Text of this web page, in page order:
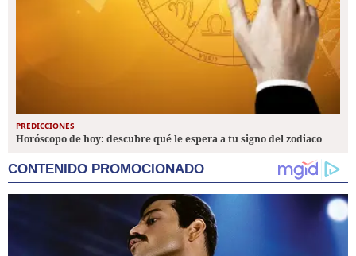
PREDICCIONES
Horóscopo de hoy: descubre qué le espera a tu signo del zodiaco
CONTENIDO PROMOCIONADO